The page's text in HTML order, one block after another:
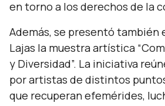
en torno a los derechos de la
Además, se presentó también
Lajas la muestra artística
y Diversidad”. La iniciativa
por artistas de distintos
que recuperan efemérides,